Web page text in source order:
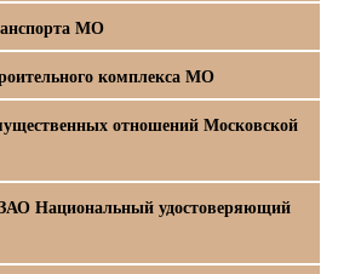
МО
комплекса МО
отношений Московской
Национальный удостоверяющий